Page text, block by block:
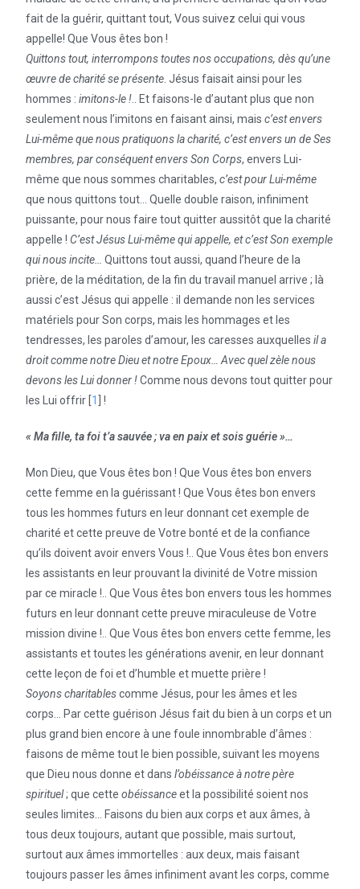
fait de la guérir, quittant tout, Vous suivez celui qui vous
appelle! Que Vous êtes bon !
Quittons tout, interrompons toutes nos occupations, dès qu’une
œuvre de charité se présente . Jésus faisait ainsi pour les
hommes : imitons-le ! .. Et faisons-le d’autant plus que non
seulement nous l’imitons en faisant ainsi, maisc’est envers
Lui-même que nous pratiquons la charité, c’est envers un de Ses
membres, par conséquent envers Son Corps, envers Lui-
même que nous sommes charitables,c’est pour Lui-même
que nous quittons tout… Quelle double raison, infiniment
puissante, pour nous faire tout quitter aussitôt que la charité
appelle ! C’est Jésus Lui-même qui appelle, et c’est Son exemple
qui nous incite…
Quittons tout aussi, quand l’heure de la
prière, de la méditation, de la fin du travail manuel arrive ; là
aussi c’est Jésus qui appelle : il demande non les services
matériels pour Son corps, mais les hommages et les
tendresses, les paroles d’amour, les caresses auxquellesil a
droit comme notre Dieu et notre Epoux… Avec quel zèle nous
devons les Lui donner !Comme nous devons tout quitter pour
les Lui offrir [1] !
« Ma fille, ta foi t’a sauvée ; va en paix et sois guérie »…
Mon Dieu, que Vous êtes bon ! Que Vous êtes bon envers
cette femme en la guérissant ! Que Vous êtes bon envers
tous les hommes futurs en leur donnant cet exemple de
charité et cette preuve de Votre bonté et de la confiance
qu’ils doivent avoir envers Vous !.. Que Vous êtes bon envers
les assistants en leur prouvant la divinité de Votre mission
par ce miracle !.. Que Vous êtes bon envers tous les hommes
futurs en leur donnant cette preuve miraculeuse de Votre
mission divine !.. Que Vous êtes bon envers cette femme, les
assistants et toutes les générations avenir, en leur donnant
cette leçon de foi et d’humble et muette prière !
Soyons charitablescomme Jésus, pour les âmes et les
corps… Par cette guérison Jésus fait du bien à un corps et un
plus grand bien encore à une foule innombrable d’âmes :
faisons de même tout le bien possible, suivant les moyens
que Dieu nous donne et dansl’obéissance à notre père
spirituel; que cetteobéissanceet la possibilité soient nos
seules limites… Faisons du bien aux corps et aux âmes, à
tous deux toujours, autant que possible, mais surtout,
surtout aux âmes immortelles : aux deux, mais faisant
toujours passer les âmes infiniment avant les corps, comme